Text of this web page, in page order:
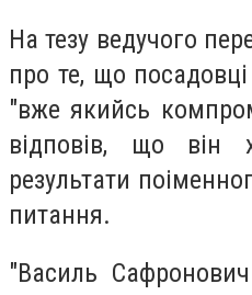
На тезу ведучого
про те, що
"вже якийсь
відповів, що він
результати
питання.
"Василь